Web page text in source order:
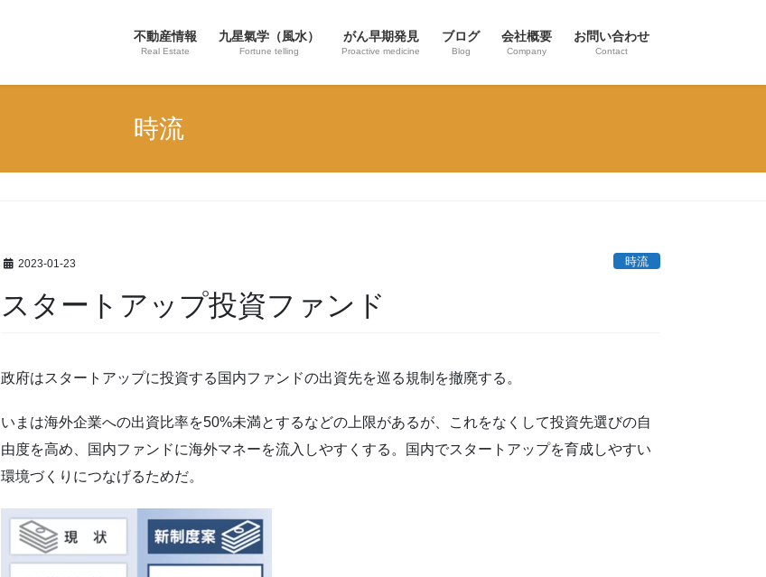
不動産情報
Real Estate
九星氣学（風水）
Fortune telling
がん早期発見
Proactive medicine
ブログ
Blog
会社概要
Company
お問い合わせ
Contact
時流
2023-01-23 時流
スタートアップ投資ファンド
政府はスタートアップに投資する国内ファンドの出資先を巡る規制を撤廃する。
いまは海外企業への出資比率を50%未満とするなどの上限があるが、これをなくして投資先選びの自
由度を高め、国内ファンドに海外マネーを流入しやすくする。国内でスタートアップを育成しやすい
環境づくりにつなげるためだ。